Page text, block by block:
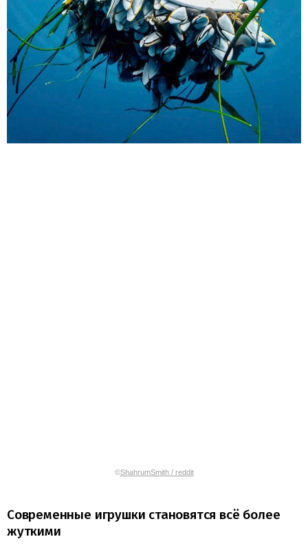
©ShahrumSmith / reddit
Современные игрушки становятся всё более
жуткими